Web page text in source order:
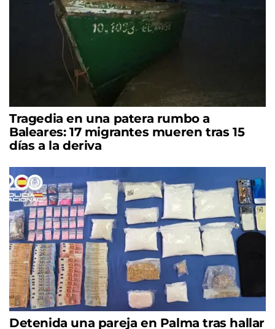
Tragedia en una patera rumbo a
Baleares: 17 migrantes mueren tras 15
días a la deriva
Detenida una pareja en Palma tras hallar